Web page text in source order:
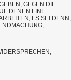
GEGEN DIE
DENEN EINE
ES SEI DENN,